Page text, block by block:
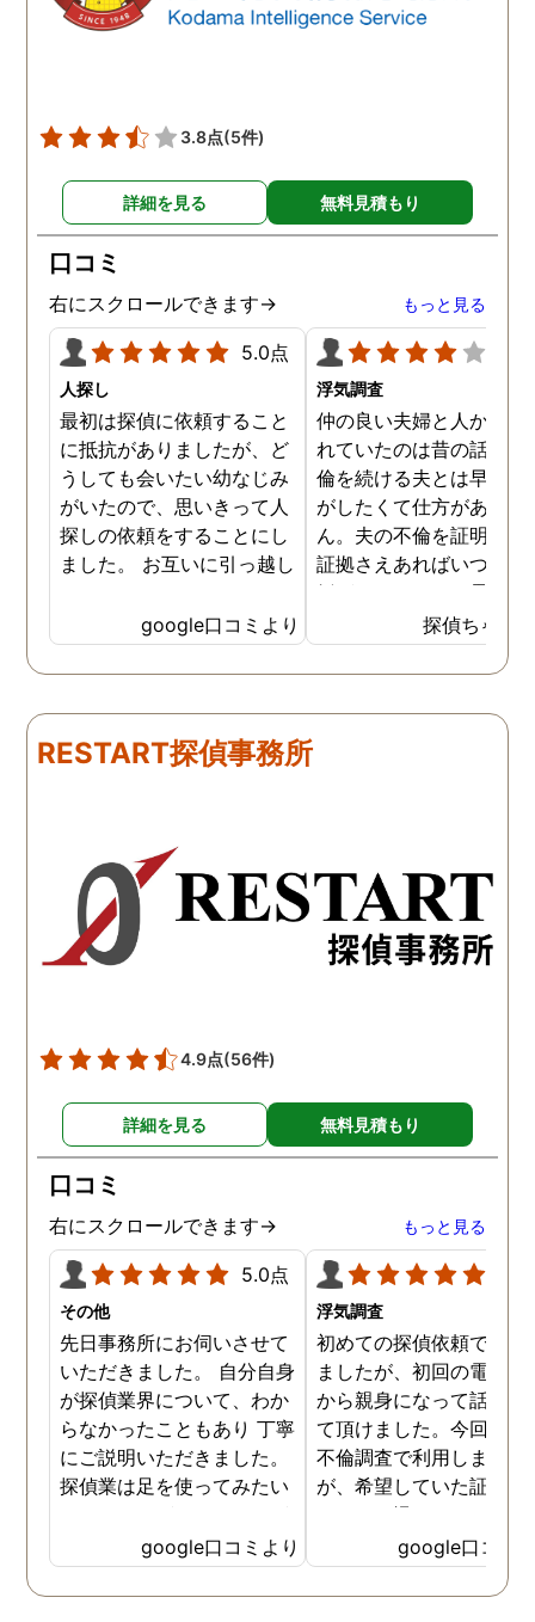
3.8点(5件)
詳細を見る 無料見積もり
口コミ
右にスクロールできます→ もっと見る
5.0点
人探し
最初は探偵に依頼すること
に抵抗がありましたが、ど
うしても会いたい幼なじみ
がいたので、思いきって人
探しの依頼をすることにし
ました。 お互いに引っ越し
いる情報も少なかったの
で、難しいかなと思ってい
たのですが、見事に探して
ました。うれしくてお互い
に涙の再会でした。 対応し
玉総合情報事務所さんに依
頼させていただき本当に良
かったです。
google口コミより
浮気調査
仲の良い夫婦と人から言
れていたのは昔の話で、
倫を続ける夫とは早く離
がしたくて仕方がありま
ん。夫の不倫を証明でき
証拠さえあればいつでも
婚ができるのにと愚痴を
ぼしていると、姉が探偵
不倫の証拠集めを依頼し
くれました。探偵事務所
にも関わらず、相談員の
明な点が全くないほどし
かりと説明をしてくれま
た。調査では夫が不倫相
の自宅に頻繁に訪れる様
務所に関しても調べてく
ていて、周りの人たちの
かげで夫と離婚ができそ
探偵ちゃん
RESTART探偵事務所
4.9点(56件)
詳細を見る 無料見積もり
口コミ
右にスクロールできます→ もっと見る
5.0点
その他
先日事務所にお伺いさせて
いただきました。 自分自身
が探偵業界について、わか
らなかったこともあり 丁寧
にご説明いただきました。
探偵業は足を使ってみたい
SNSなどの知識も豊富で、
色んな視点から対応されて
います。 他の口コミにもあ
google口コミより
浮気調査
初めての探偵依頼で緊張
ましたが、初回の電話相
から親身になって話を聞
て頂けました。今回、夫
不倫調査で利用しました
が、希望していた証拠を
っかりと撮ってもらうこ
が出来ました。調査中も
動きがある度に細かく報
してくださり、安心しま
google口コミ